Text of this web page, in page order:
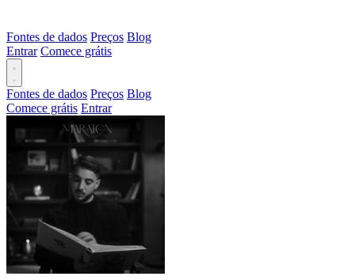
Fontes de dados Preços Blog
Entrar Comece grátis
Fontes de dados Preços Blog
Comece grátis Entrar